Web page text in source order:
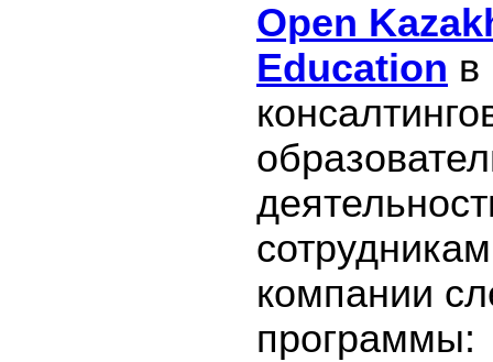
Open
Education в
компании
программы: